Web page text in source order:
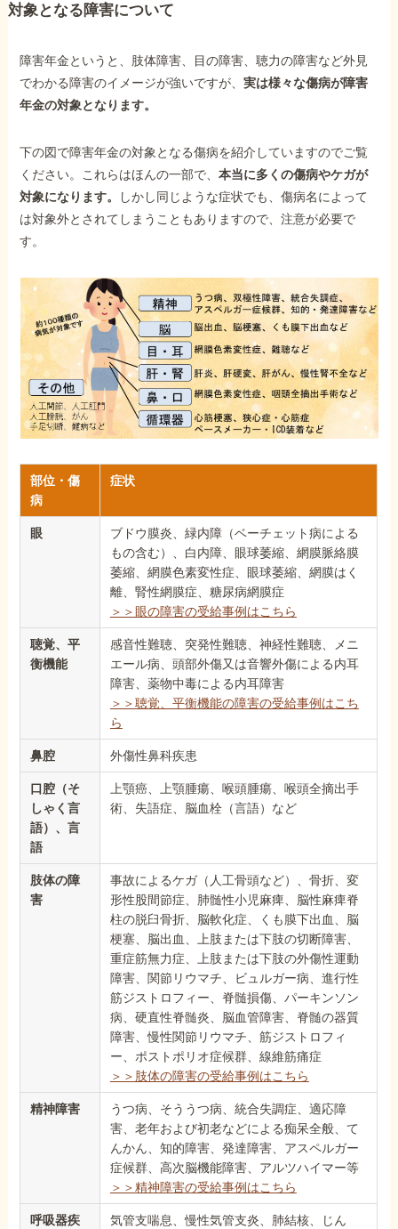
対象となる障害について
障害年金というと、肢体障害、目の障害、聴力の障害など外見
でわかる障害のイメージが強いですが、実は様々な傷病が障害
年金の対象となります。
下の図で障害年金の対象となる傷病を紹介していますのでご覧
ください。これらはほんの一部で、本当に多くの傷病やケガが
対象になります。
しかし同じような症状でも、傷病名によって
は対象外とされてしまうこともありますので、注意が必要で
す。
部位・傷
病
症状
眼
ブドウ膜炎、緑内障（ベーチェット病による
もの含む）、白内障、眼球萎縮、網膜脈絡膜
萎縮、網膜色素変性症、眼球萎縮、網膜はく
離、腎性網膜症、糖尿病網膜症
＞＞眼の障害の受給事例はこちら
聴覚、平
衡機能
感音性難聴、突発性難聴、神経性難聴、メニ
エール病、頭部外傷又は音響外傷による内耳
障害、薬物中毒による内耳障害
＞＞聴覚、平衡機能の障害の受給事例はこち
ら
鼻腔 外傷性鼻科疾患
口腔（そ
しゃく言
語）、言
語
上顎癌、上顎腫瘍、喉頭腫瘍、喉頭全摘出手
術、失語症、脳血栓（言語）など
肢体の障
害
事故によるケガ（人工骨頭など）、骨折、変
形性股間節症、肺髄性小児麻痺、脳性麻痺脊
柱の脱臼骨折、脳軟化症、くも膜下出血、脳
梗塞、脳出血、上肢または下肢の切断障害、
重症筋無力症、上肢または下肢の外傷性運動
障害、関節リウマチ、ビュルガー病、進行性
筋ジストロフィー、脊髄損傷、パーキンソン
病、硬直性脊髄炎、脳血管障害、脊髄の器質
障害、慢性関節リウマチ、筋ジストロフィ
ー、ポストポリオ症候群、線維筋痛症
＞＞肢体の障害の受給事例はこちら
精神障害
うつ病、そううつ病、統合失調症、適応障
害、老年および初老などによる痴呆全般、て
んかん、知的障害、発達障害、アスペルガー
症候群、高次脳機能障害、アルツハイマー等
＞＞精神障害の受給事例はこちら
呼吸器疾
気管支喘息、慢性気管支炎、肺結核、じん